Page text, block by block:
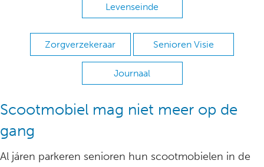
Levenseinde
Zorgverzekeraar Senioren Visie
Journaal
Scootmobiel mag niet meer op de
gang
Al járen parkeren senioren hun scootmobielen in de